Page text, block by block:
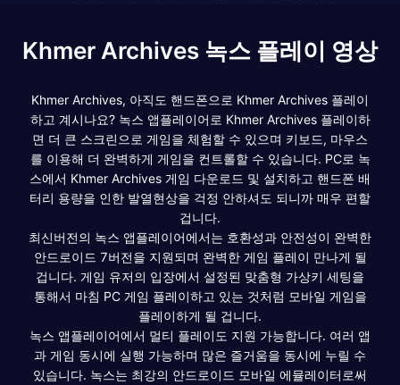
Khmer Archives 녹스 플레이 영상
Khmer Archives, 아직도 핸드폰으로 Khmer Archives 플레이
하고 계시나요? 녹스 앱플레이어로 Khmer Archives 플레이하
면 더 큰 스크린으로 게임을 체험할 수 있으며 키보드, 마우스
를 이용해 더 완벽하게 게임을 컨트롤할 수 있습니다. PC로 녹
스에서 Khmer Archives 게임 다운로드 및 설치하고 핸드폰 배
터리 용량을 인한 발열현상을 걱정 안하셔도 되니까 매우 편할
겁니다.
최신버전의 녹스 앱플레이어에서는 호환성과 안전성이 완벽한
안드로이드 7버전을 지원되며 완벽한 게임 플레이 만나게 될
겁니다. 게임 유저의 입장에서 설정된 맞춤형 가상키 세팅을
통해서 마침 PC 게임 플레이하고 있는 것처럼 모바일 게임을
플레이하게 될 겁니다.
녹스 앱플레이어에서 멀티 플레이도 지원 가능합니다. 여러 앱
과 게임 동시에 실행 가능하며 많은 즐거움을 동시에 누릴 수
있습니다. 녹스는 최강의 안드로이드 모바일 에뮬레이터로써